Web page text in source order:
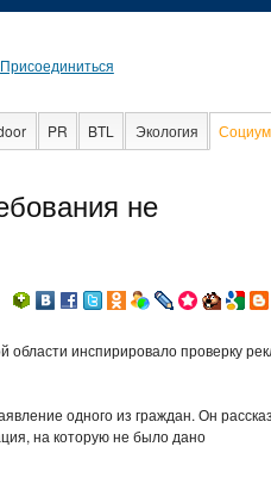
Присоединиться
PR BTL Экология Социум
не
области инспирировало проверку
одного из граждан. Он
на которую не было дано